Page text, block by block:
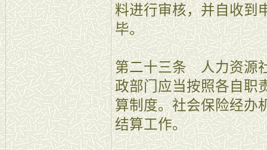
料进行审核，并自收到
毕。
第二十三条 人力资源
政部门应当按照各自职
算制度。社会保险经办
结算工作。